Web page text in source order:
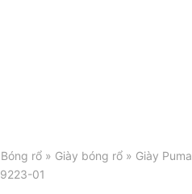
Bóng rổ » Giày bóng rổ » Giày Puma
01